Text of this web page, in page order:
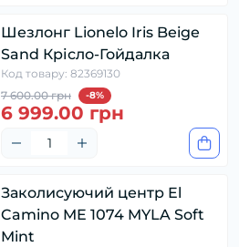
Шезлонг Lionelo Iris Beige
Sand Крісло-Гойдалка
Код товару: 82369130
7 600.00 грн
-8%
6 999.00 грн
Заколисуючий центр El
Camino ME 1074 MYLA Soft
Mint